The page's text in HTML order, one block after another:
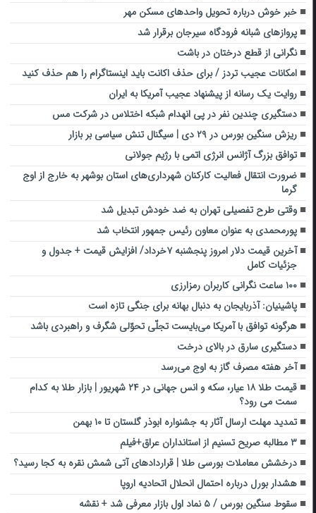
خبر خوش درباره تحویل واحدهای مسکن مهر
پروازهای شبانه فرودگاه سیرجان برقرار شد
نگرانی از قطع درختان در باشت
امکانات عجیب تردز / برای حذف اکانت باید اینستاگرام را هم حذف کنید
روایت یک رسانه از پیشنهاد عجیب آمریکا به ایران
دستگیری چندین نفر در پی انهدام شبکه اختلاس در شرکت مس
ریزش سنگین بورس در ۲۹ دی | سیگنال تنش سیاسی بر بازار
توافق بزرگ آژانس انرژی اتمی با رژیم جولانی
ضرورت انتقال فعالیت کارکنان شهرداری‌های استان بوشهر به خارج از اوج
گرما
وقتی طرح تفصیلی تهران به ضد خودش تبدیل شد
پورمحمدی به عنوان معاون رئیس جمهور انتخاب شد
آخرین قیمت دلار امروز پنجشنبه ۷خرداد/ افزایش قیمت + جدول و
جزئیات کامل
۱۰۰ ساعت نگرانی کاربران رمزارزی
پاشینیان: آذربایجان به دنبال بهانه برای جنگی تازه است
هرگونه توافق با آمریکا می‌بایست تجلّی تحوّلی شگرف و راهبردی باشد
دستگیری سارق در بالای درخت
آخر هفته مصرف گاز به اوج می‌رسد
قیمت طلا ۱۸ عیار، سکه و انس جهانی در ۲۴ شهریور | بازار طلا به کدام
سمت می رود؟
تمدید مهلت ارسال آثار به جشنواره ابوذر گلستان تا ۱۰ بهمن
۳ مطالبه صریح تسنیم از استانداران عراق+فیلم
درخشش معاملات بورسی طلا | قراردادهای آتی شمش نقره به کجا رسید؟
هشدار بورل درباره احتمال انحلال اتحادیه اروپا
سقوط سنگین بورس / ۵ نماد اول بازار معرفی شد + نقشه